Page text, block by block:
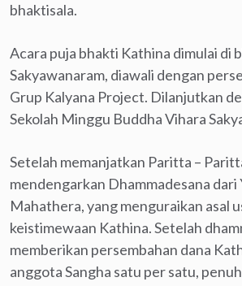
bhaktisala.
Acara puja bhakti Kathina dimulai di
Sakyawanaram, diawali dengan
Grup Kalyana Project. Dilanjutkan
Sekolah Minggu Buddha Vihara
Setelah memanjatkan Paritta –
mendengarkan Dhammadesana dari
Mahathera, yang menguraikan asal
keistimewaan Kathina. Setelah
memberikan persembahan dana
anggota Sangha satu per satu,